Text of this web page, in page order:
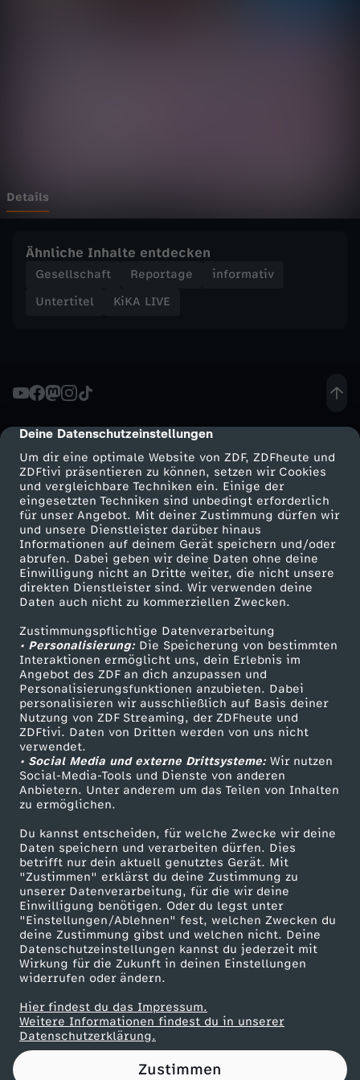
cmp-dialog-description
Deine Datenschutzeinstellungen
Um dir eine optimale Website von ZDF, ZDFheute und
ZDFtivi präsentieren zu können, setzen wir Cookies
und vergleichbare Techniken ein. Einige der
eingesetzten Techniken sind unbedingt erforderlich
für unser Angebot. Mit deiner Zustimmung dürfen wir
und unsere Dienstleister darüber hinaus
Informationen auf deinem Gerät speichern und/oder
abrufen. Dabei geben wir deine Daten ohne deine
Einwilligung nicht an Dritte weiter, die nicht unsere
direkten Dienstleister sind. Wir verwenden deine
Daten auch nicht zu kommerziellen Zwecken.
Zustimmungspflichtige Datenverarbeitung
• Personalisierung:Die Speicherung von bestimmten
Interaktionen ermöglicht uns, dein Erlebnis im
Angebot des ZDF an dich anzupassen und
Personalisierungsfunktionen anzubieten. Dabei
personalisieren wir ausschließlich auf Basis deiner
Nutzung von ZDF Streaming, der ZDFheute und
ZDFtivi. Daten von Dritten werden von uns nicht
verwendet.
• Social Media und externe Drittsysteme:Wir nutzen
Social-Media-Tools und Dienste von anderen
Anbietern. Unter anderem um das Teilen von Inhalten
zu ermöglichen.
Du kannst entscheiden, für welche Zwecke wir deine
Daten speichern und verarbeiten dürfen. Dies
betrifft nur dein aktuell genutztes Gerät. Mit
"Zustimmen" erklärst du deine Zustimmung zu
unserer Datenverarbeitung, für die wir deine
Einwilligung benötigen. Oder du legst unter
"Einstellungen/Ablehnen" fest, welchen Zwecken du
deine Zustimmung gibst und welchen nicht. Deine
Datenschutzeinstellungen kannst du jederzeit mit
Wirkung für die Zukunft in deinen Einstellungen
widerrufen oder ändern.
Hier findest du das Impressum.
Weitere Informationen findest du in unserer
Datenschutzerklärung.
Zustimmen
c
V
e
o
s
m
i
t
d
e
n
B
r
o
n
x
S
i
s
t
Details
Ähnliche Inhalte entdecken
Gesellschaft Reportage
informativ
Untertitel
KiKA LIVE
Mehr ZDF
ZDF-Apps
Smart TV
ZDFtext
Livestreams
Sendungen A-Z
TV-Programm
Service
ZDFmitreden
Kontakt zum ZDF
Tickets
Zuschauerservice
Hilfe
ZDF Unternehmen
Karriere
ZDF goes Schule
Werbefernsehen
Mainzelmännchen
Partner